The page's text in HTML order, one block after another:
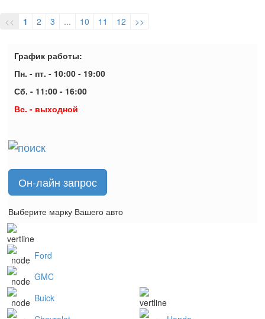
<< 1 2 3 ... 10 11 12 >>
График работы:
Пн. - пт. - 10:00 - 19:00
Сб. - 11:00 - 16:00
Вс. - выходной
Он-лайн запрос
Выберите марку Вашего авто
Ford
GMC
Buick